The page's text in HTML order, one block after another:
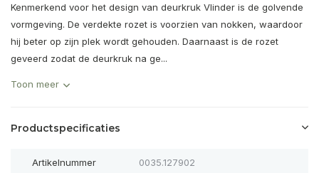
Kenmerkend voor het design van deurkruk Vlinder is de golvende
vormgeving. De verdekte rozet is voorzien van nokken, waardoor
hij beter op zijn plek wordt gehouden. Daarnaast is de rozet
geveerd zodat de deurkruk na ge...
Toon meer
Productspecificaties
Artikelnummer 0035.127902